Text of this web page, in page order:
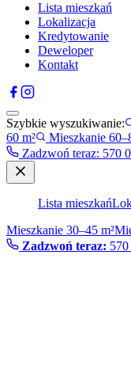
Lista mieszkań
Lokalizacja
Kredytowanie
Deweloper
Kontakt
Szybkie wyszukiwanie:
60 m²
Mieszkanie
Zadzwoń teraz: 570
Lista mieszkań
Mieszkanie 30–45 m²
Zadzwoń teraz: